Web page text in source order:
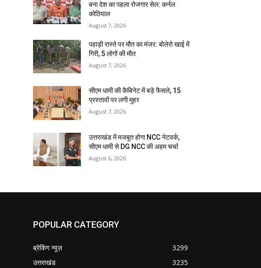
बना देश का पहला रोजगार सेल: कर्नल
कोठियाल
August 7, 2026
पहाड़ी रास्ते पर मौत का मंजर: बोलेरो खाई में
गिरी, 5 लोगों की मौत
August 7, 2026
सीएम धामी की कैबिनेट में बड़े फैसले, 15
प्रस्तावों पर लगी मुहर
August 7, 2026
उत्तराखंड में मजबूत होगा NCC नेटवर्क,
सीएम धामी से DG NCC की अहम चर्चा
August 6, 2026
POPULAR CATEGORY
ब्रेकिंग न्यूज़
3299
उत्तराखंड
3235